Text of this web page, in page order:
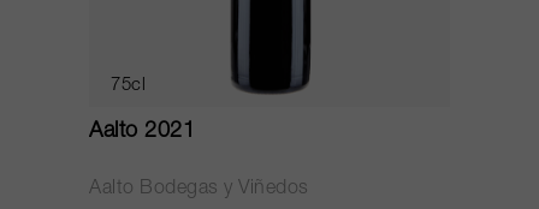
75cl
Aalto 2021
Aalto Bodegas y Viñedos